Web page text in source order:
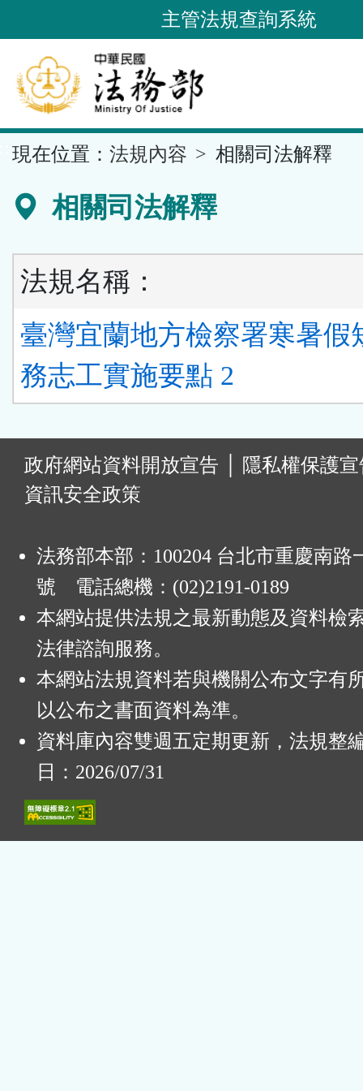
到
要
內
容
區
主管法規查詢系統
現在位置： 法規內容 相關司法解釋
相關司法解釋
法規名稱：
臺灣宜蘭地方檢察署寒暑假
務志工實施要點 2
政府網站資料開放宣告
隱私權保護
資訊安全政策
法務部本部：100204 台北市重慶南路
號 電話總機：(02)2191-0189
本網站提供法規之最新動態及資料檢
法律諮詢服務。
本網站法規資料若與機關公布文字有
以公布之書面資料為準。
資料庫內容雙週五定期更新，法規整
日：2026/07/31